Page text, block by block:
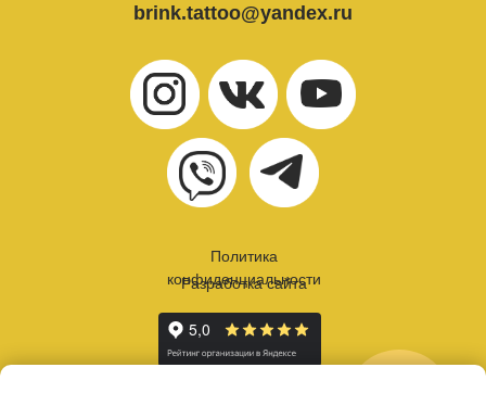
brink.tattoo@yandex.ru
Политика
конфиденциальности
Разработка сайта